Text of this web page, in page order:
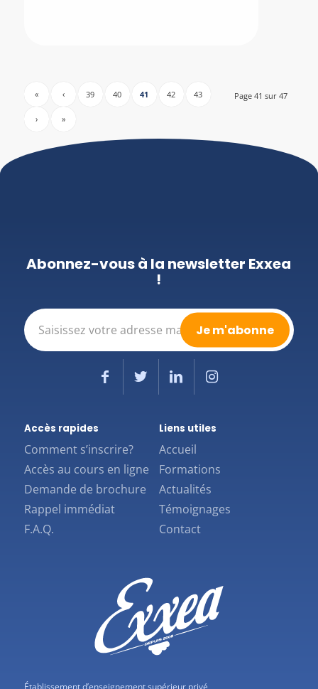
Page 41 sur 47
« ‹ 39 40 41 42 43
› »
Établissement d’enseignement supérieur privé
Abonnez-vous à la newsletter Exxea
!
E-
mail
(Nécessaire)
Accès rapides
Comment s’inscrire?
Accès au cours en ligne
Demande de brochure
Rappel immédiat
F.A.Q.
Liens utiles
Accueil
Formations
Actualités
Témoignages
Contact